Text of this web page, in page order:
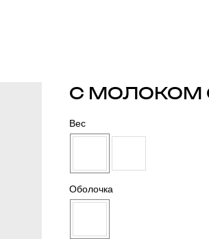
С МОЛОКОМ
Вес
Оболочка